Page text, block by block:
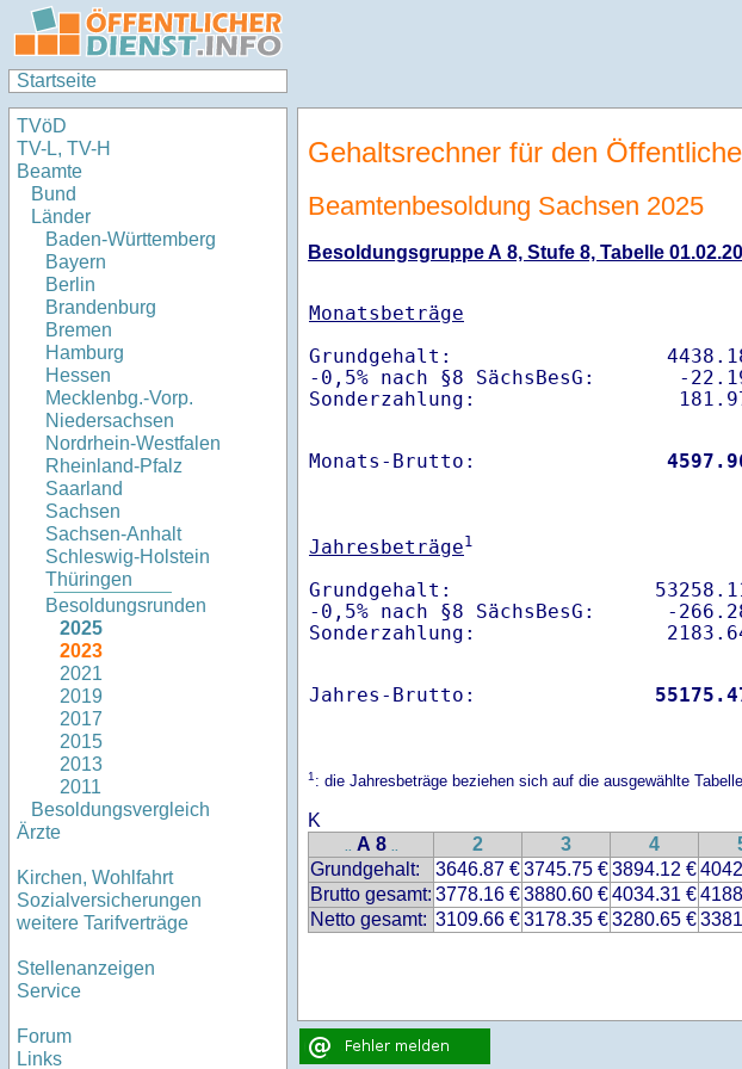
Startseite
TVöD
TV-L, TV-H
Beamte
Bund
Länder
Baden-Württemberg
Bayern
Berlin
Brandenburg
Bremen
Hamburg
Hessen
Mecklenbg.-Vorp.
Niedersachsen
Nordrhein-Westfalen
Rheinland-Pfalz
Saarland
Sachsen
Sachsen-Anhalt
Schleswig-Holstein
Thüringen
Besoldungsrunden
2025
2023
2021
2019
2017
2015
2013
2011
Besoldungsvergleich
Ärzte
Kirchen, Wohlfahrt
Sozialversicherungen
weitere Tarifverträge
Stellenanzeigen
Service
Forum
Links
Gehaltsrechner für den
Beamtenbesoldung Sachsen 2025
Besoldungsgruppe A 8, Stufe 8, Tabelle
Monatsbeträge
Grundgehalt:
-0,5% nach §8 SächsBesG:       -
Sonderzahlung:
Monats-Brutto:
Jahresbeträge1
Grundgehalt:
-0,5% nach §8 SächsBesG:      -
Sonderzahlung:
Jahres-Brutto:
1: die Jahresbeträge beziehen sich auf die ausgewählte
K
.. A 8 .. 2 3 4
Grundgehalt:
3646.87 €3745.75 €3894.12 €
Brutto gesamt: 3778.16 €3880.60 €4034.31 €
Netto gesamt: 3109.66 €3178.35 €3280.65 €